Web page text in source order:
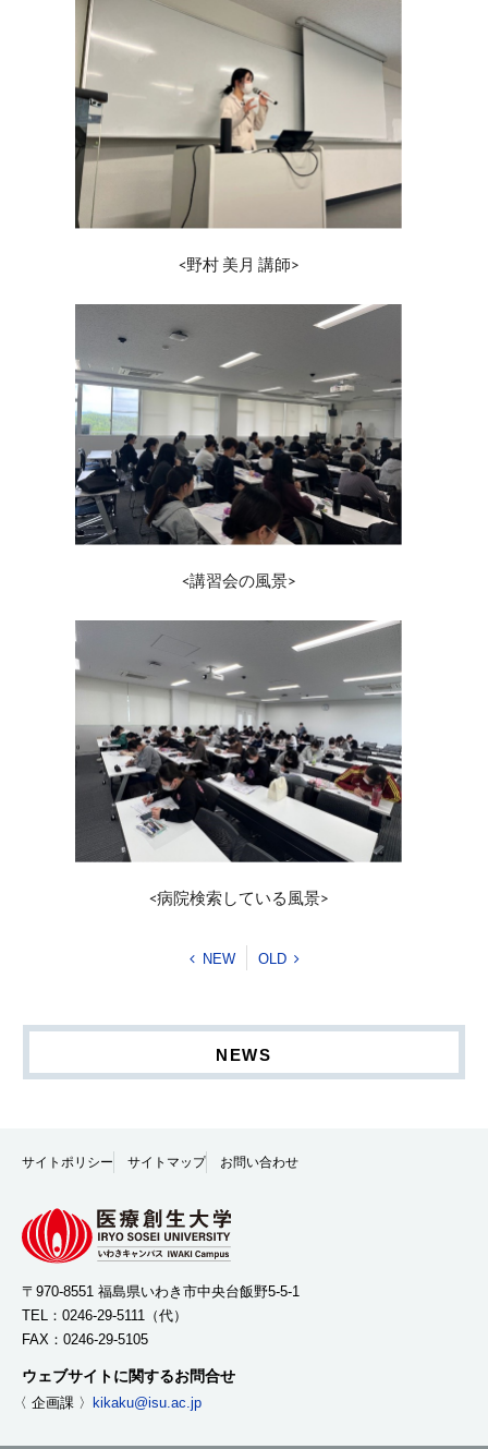
<野村 美月 講師>
<講習会の風景>
<病院検索している風景>
NEW OLD
NEWS
サイトポリシー サイトマップ お問い合わせ
〒970-8551 福島県いわき市中央台飯野5-5-1
TEL： 0246-29-5111 （代）
FAX：0246-29-5105
ウェブサイトに関するお問合せ
〈 企画課 〉 kikaku@isu.ac.jp